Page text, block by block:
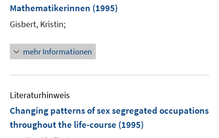
Mathematikerinnen (1995)
Gisbert, Kristin;
mehr Informationen
Literaturhinweis
Changing patterns of sex segregated occupations
throughout the life-course (1995)